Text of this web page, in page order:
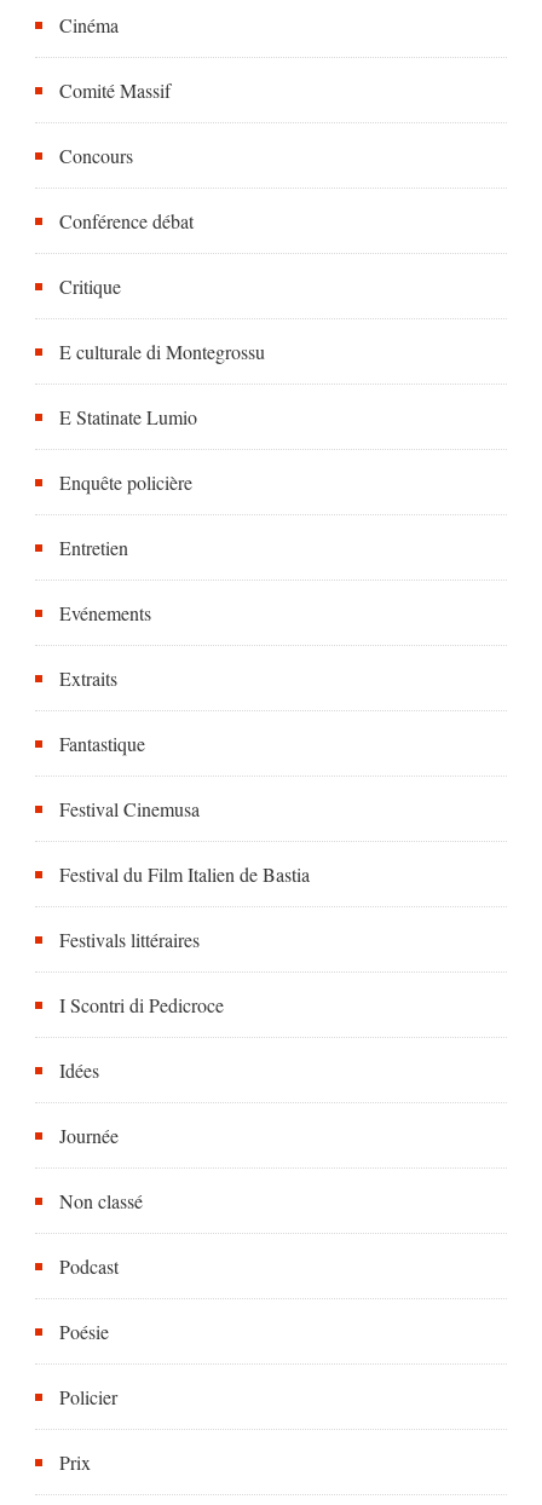
Cinéma
Comité Massif
Concours
Conférence débat
Critique
E culturale di Montegrossu
E Statinate Lumio
Enquête policière
Entretien
Evénements
Extraits
Fantastique
Festival Cinemusa
Festival du Film Italien de Bastia
Festivals littéraires
I Scontri di Pedicroce
Idées
Journée
Non classé
Podcast
Poésie
Policier
Prix